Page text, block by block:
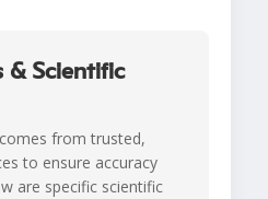
& Scientific
from trusted,
to ensure accuracy
are specific scientific